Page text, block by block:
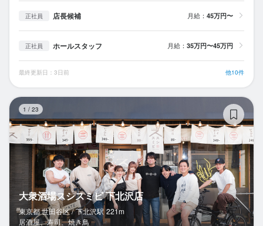
正社員 店長候補 月給： 45万円〜
正社員 ホールスタッフ 月給： 35万円〜45万円
最終更新日：3日前 他10件
1 / 23
大衆酒場スシスミビ 下北沢店
東京都 世田谷区 / 下北沢駅 221m
居酒屋、寿司、焼き鳥